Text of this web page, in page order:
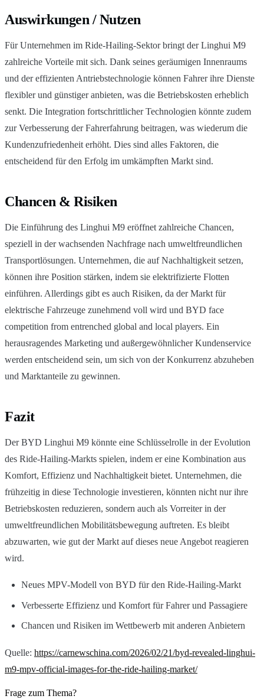
Auswirkungen / Nutzen
Für Unternehmen im Ride-Hailing-Sektor bringt der Linghui M9
zahlreiche Vorteile mit sich. Dank seines geräumigen Innenraums
und der effizienten Antriebstechnologie können Fahrer ihre Dienste
flexibler und günstiger anbieten, was die Betriebskosten erheblich
senkt. Die Integration fortschrittlicher Technologien könnte zudem
zur Verbesserung der Fahrerfahrung beitragen, was wiederum die
Kundenzufriedenheit erhöht. Dies sind alles Faktoren, die
entscheidend für den Erfolg im umkämpften Markt sind.
Chancen & Risiken
Die Einführung des Linghui M9 eröffnet zahlreiche Chancen,
speziell in der wachsenden Nachfrage nach umweltfreundlichen
Transportlösungen. Unternehmen, die auf Nachhaltigkeit setzen,
können ihre Position stärken, indem sie elektrifizierte Flotten
einführen. Allerdings gibt es auch Risiken, da der Markt für
elektrische Fahrzeuge zunehmend voll wird und BYD face
competition from entrenched global and local players. Ein
herausragendes Marketing und außergewöhnlicher Kundenservice
werden entscheidend sein, um sich von der Konkurrenz abzuheben
und Marktanteile zu gewinnen.
Fazit
Der BYD Linghui M9 könnte eine Schlüsselrolle in der Evolution
des Ride-Hailing-Markts spielen, indem er eine Kombination aus
Komfort, Effizienz und Nachhaltigkeit bietet. Unternehmen, die
frühzeitig in diese Technologie investieren, könnten nicht nur ihre
Betriebskosten reduzieren, sondern auch als Vorreiter in der
umweltfreundlichen Mobilitätsbewegung auftreten. Es bleibt
abzuwarten, wie gut der Markt auf dieses neue Angebot reagieren
wird.
Neues MPV-Modell von BYD für den Ride-Hailing-Markt
Verbesserte Effizienz und Komfort für Fahrer und Passagiere
Chancen und Risiken im Wettbewerb mit anderen Anbietern
Quelle: https://carnewschina.com/2026/02/21/byd-revealed-linghui-
m9-mpv-official-images-for-the-ride-hailing-market/
Frage zum Thema?